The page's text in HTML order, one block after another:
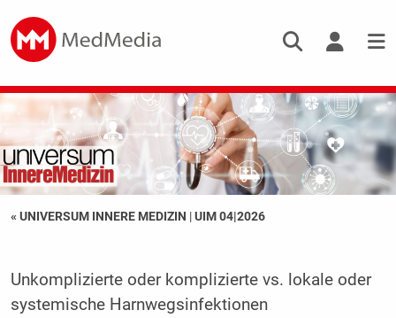
« UNIVERSUM INNERE MEDIZIN |UIM 04|2026
Unkomplizierte oder komplizierte vs. lokale oder
systemische Harnwegsinfektionen